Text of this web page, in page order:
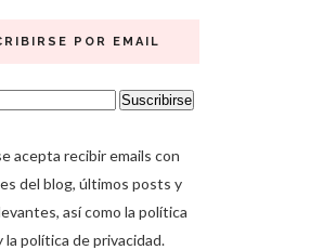
POR EMAIL
acepta recibir emails con
del blog, últimos posts y
así como la política
la política de privacidad.